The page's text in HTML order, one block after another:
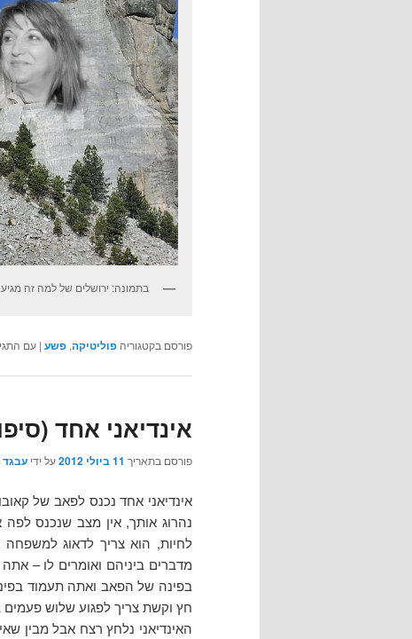
בתמונה: ירושלים של למה זה מגיע
פורסם בקטגוריה פוליטיקה, פשע | עם
אינדיאני אחד
פורסם בתאריך 11 ביולי 2012 על ידי עבגד
אינדיאני אחד נכנס לפאב של
נהרוג אותך, אין מצב שנכנס לפה
לחיות, הוא צריך לדאוג למשפחה
מדברים ביניהם ואומרים לו –
בפינה של הפאב ואתה תעמוד
חץ וקשת צריך לפגוע שלוש
האינדיאני נלחץ רצח אבל מבין